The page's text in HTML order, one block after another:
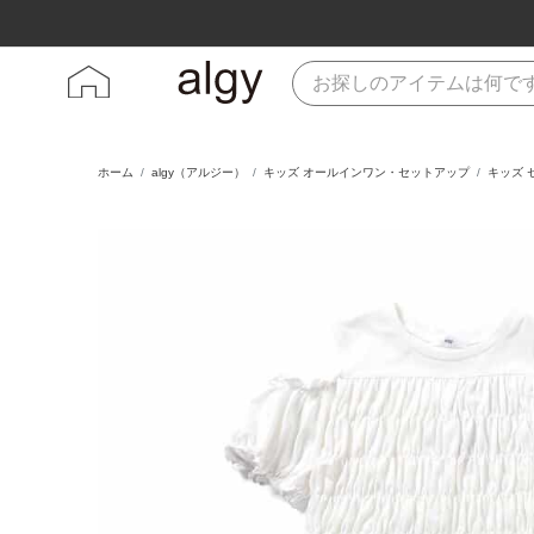
ホーム algy（アルジー） キッズ オールインワン・セットアップ キッズ